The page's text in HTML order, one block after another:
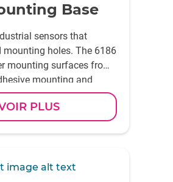
Base
sensors that
holes. The 6186
mounting surfaces from
mounting and
base can also be left in
mounting
data
PLUS